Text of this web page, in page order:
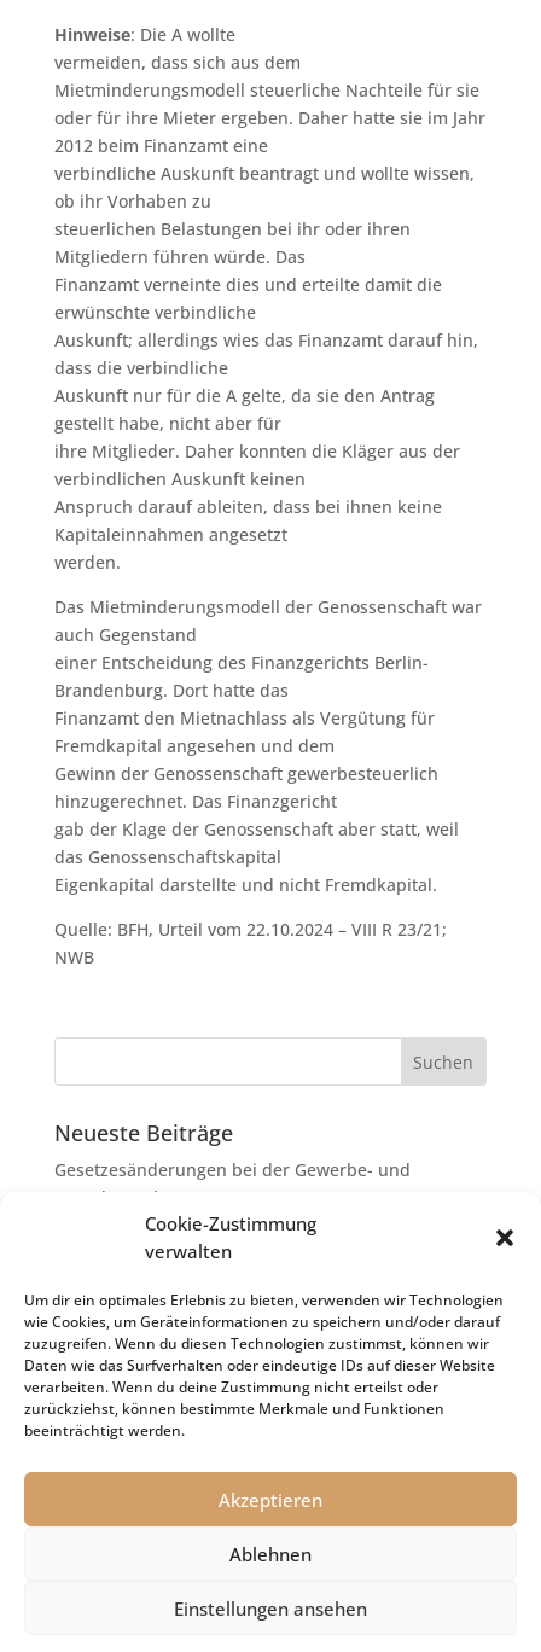
Cookie-Zustimmung
verwalten
Um dir ein optimales Erlebnis zu bieten, verwenden wir Technologien
wie Cookies, um Geräteinformationen zu speichern und/oder darauf
zuzugreifen. Wenn du diesen Technologien zustimmst, können wir
Daten wie das Surfverhalten oder eindeutige IDs auf dieser Website
verarbeiten. Wenn du deine Zustimmung nicht erteilst oder
zurückziehst, können bestimmte Merkmale und Funktionen
beeinträchtigt werden.
Akzeptieren
Ablehnen
Einstellungen ansehen
Hinweise: Die A wollte
vermeiden, dass sich aus dem
Mietminderungsmodell steuerliche Nachteile für sie
oder für ihre Mieter ergeben. Daher hatte sie im Jahr
2012 beim Finanzamt eine
verbindliche Auskunft beantragt und wollte wissen,
ob ihr Vorhaben zu
steuerlichen Belastungen bei ihr oder ihren
Mitgliedern führen würde. Das
Finanzamt verneinte dies und erteilte damit die
erwünschte verbindliche
Auskunft; allerdings wies das Finanzamt darauf hin,
dass die verbindliche
Auskunft nur für die A gelte, da sie den Antrag
gestellt habe, nicht aber für
ihre Mitglieder. Daher konnten die Kläger aus der
verbindlichen Auskunft keinen
Anspruch darauf ableiten, dass bei ihnen keine
Kapitaleinnahmen angesetzt
werden.
Das Mietminderungsmodell der Genossenschaft war
auch Gegenstand
einer Entscheidung des Finanzgerichts Berlin-
Brandenburg. Dort hatte das
Finanzamt den Mietnachlass als Vergütung für
Fremdkapital angesehen und dem
Gewinn der Genossenschaft gewerbesteuerlich
hinzugerechnet. Das Finanzgericht
gab der Klage der Genossenschaft aber statt, weil
das Genossenschaftskapital
Eigenkapital darstellte und nicht Fremdkapital.
Quelle: BFH, Urteil vom 22.10.2024 – VIII R 23/21;
NWB
Neueste Beiträge
Gesetzesänderungen bei der Gewerbe- und
Grunderwerbsteuer
Erbschaftsteuer: Rechtsanwaltskosten bei Streit über
Erbauseinandersetzung als
Nachlassverbindlichkeiten
Umsatzsteuer-Umrechnungskurse Juli 2026
Keine Steuerfreiheit eines sog. Konfusionsgewinns
bei Mutterkapitalgesellschaft
Schenkungsteuer: Zinssatz von 5,5 % für die
Cookie-Richtlinie (EU)